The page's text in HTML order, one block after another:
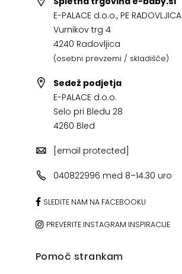
E-PALACE d.o.o., PE RADOVLJICA
Vurnikov trg 4
4240 Radovljica
(osebni prevzemi / skladišče)
Sedež podjetja
E-PALACE d.o.o.
Selo pri Bledu 28
4260 Bled
[email protected]
040822996 med 8–14.30 uro
SLEDITE NAM NA FACEBOOKU
PREVERITE INSTAGRAM INSPIRACIJE
Pomoč strankam